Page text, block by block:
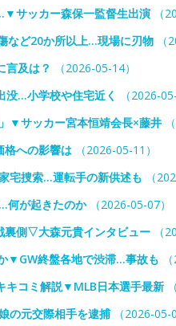
サッカー森保一監督生出演 （
など20か所以上…現場に刃物 （
言及は？
（2026-05-14）
没…小学校や住宅近く
（2026-
▼サッカー宮本恒靖会長×藤井
への影響は （2026-05-11）
宅捜索…運転手の新供述も （
何が起きたのか（2026-05-07）
側▽大森元貴インタビュー （
▼GW終盤各地で渋滞…事故も
コミ解説▼MLB日本選手最新
の元交際相手を逮捕（2026-05-